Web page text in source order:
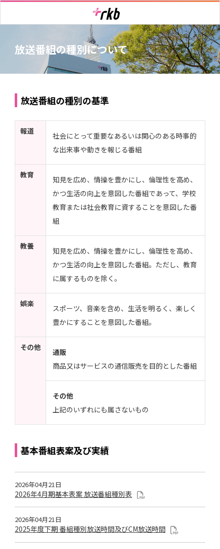
放送番組の種別について
放送番組の種別の基準
報道
社会にとって重要なあるいは関心のある時事的
な出来事や動きを報じる番組
教育
知見を広め、情操を豊かにし、倫理性を高め、
かつ生活の向上を意図した番組であって、学校
教育または社会教育に資することを意図した番
組
教養
知見を広め、情操を豊かにし、倫理性を高め、
かつ生活の向上を意図した番組。ただし、教育
に属するものを除く。
娯楽
スポーツ、音楽を含め、生活を明るく、楽しく
豊かにすることを意図した番組。
その他
通販
商品又はサービスの通信販売を目的とした番組
その他
上記のいずれにも属さないもの
基本番組表案及び実績
2026年04月21日
2026年4月期基本表案 放送番組種別表
2026年04月21日
2025年度下期 番組種別放送時間及びCM放送時間